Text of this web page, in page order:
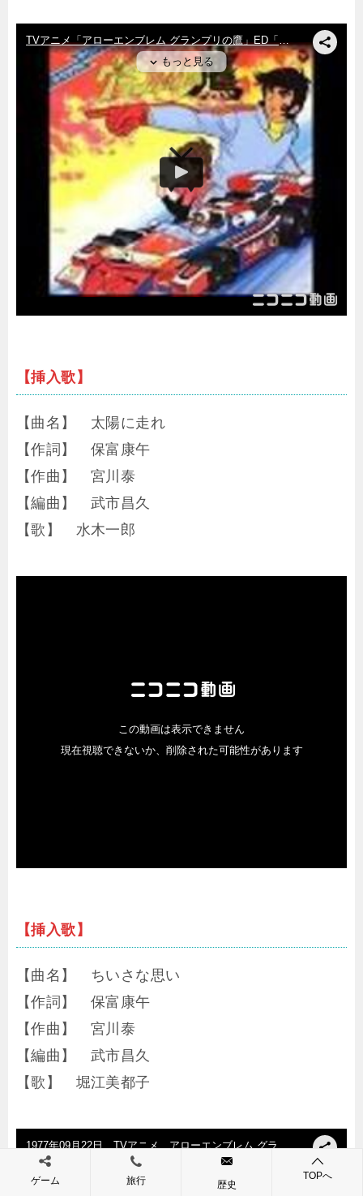
【挿入歌】
【曲名】 太陽に走れ
【作詞】 保富康午
【作曲】 宮川泰
【編曲】 武市昌久
【歌】 水木一郎
【挿入歌】
【曲名】 ちいさな思い
【作詞】 保富康午
【作曲】 宮川泰
【編曲】 武市昌久
【歌】 堀江美都子
ゲーム 旅行 歴史
TOPへ